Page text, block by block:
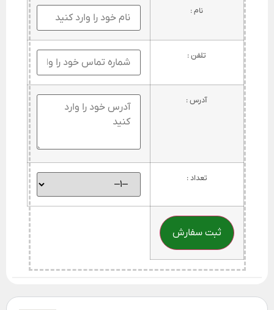
نام :
تلفن :
آدرس :
تعداد :